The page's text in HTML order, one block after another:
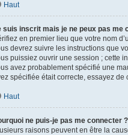
Haut
suis inscrit mais je ne peux pas me
en premier lieu que votre nom
devrez suivre les instructions que
puissiez ouvrir une session ; cette
avez probablement spécifié une
spécifiée était correcte, essayez
Haut
ne puis-je pas me connecter ?
raisons peuvent en être la